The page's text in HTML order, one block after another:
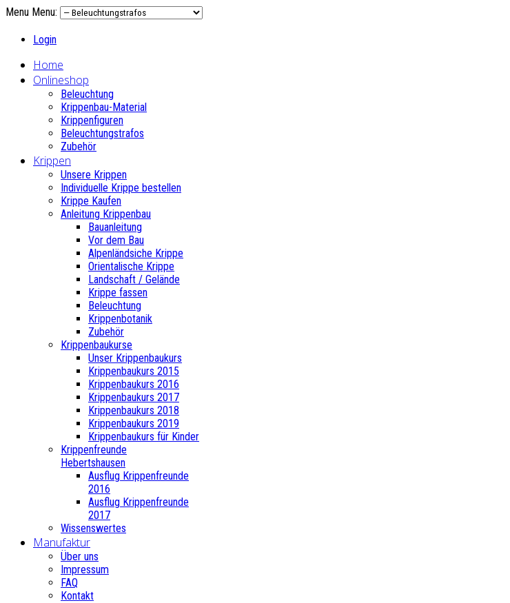
Menu Menu:
Login
Home
Onlineshop
Beleuchtung
Krippenbau-Material
Krippenfiguren
Beleuchtungstrafos
Zubehör
Krippen
Unsere Krippen
Individuelle Krippe bestellen
Krippe Kaufen
Anleitung Krippenbau
Bauanleitung
Vor dem Bau
Alpenländsiche Krippe
Orientalische Krippe
Landschaft / Gelände
Krippe fassen
Beleuchtung
Krippenbotanik
Zubehör
Krippenbaukurse
Unser Krippenbaukurs
Krippenbaukurs 2015
Krippenbaukurs 2016
Krippenbaukurs 2017
Krippenbaukurs 2018
Krippenbaukurs 2019
Krippenbaukurs für Kinder
Krippenfreunde
Hebertshausen
Ausflug Krippenfreunde
2016
Ausflug Krippenfreunde
2017
Wissenswertes
Manufaktur
Über uns
Impressum
FAQ
Kontakt